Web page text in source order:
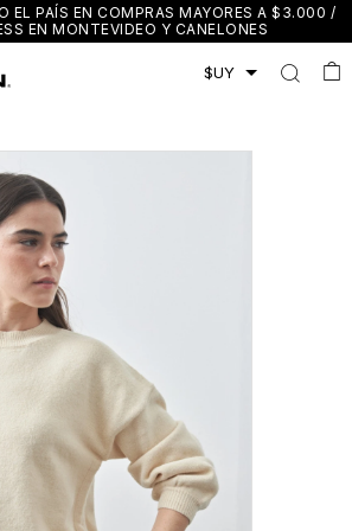
EL PAÍS EN COMPRAS MAYORES A $3.000 /
EN MONTEVIDEO Y CANELONES